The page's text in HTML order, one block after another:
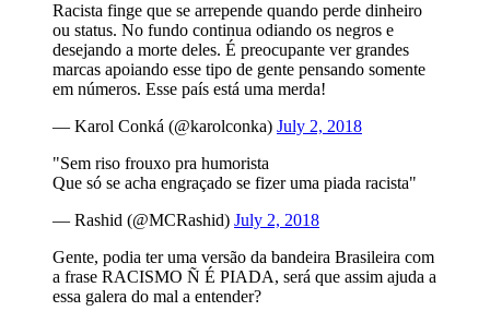
Racista finge que se arrepende quando perde dinheiro
ou status. No fundo continua odiando os negros e
desejando a morte deles. É preocupante ver grandes
marcas apoiando esse tipo de gente pensando somente
em números. Esse país está uma merda!
— Karol Conká (@karolconka) July 2, 2018
"Sem riso frouxo pra humorista
Que só se acha engraçado se fizer uma piada racista"
— Rashid (@MCRashid) July 2, 2018
Gente, podia ter uma versão da bandeira Brasileira com
a frase RACISMO Ñ É PIADA, será que assim ajuda a
essa galera do mal a entender?